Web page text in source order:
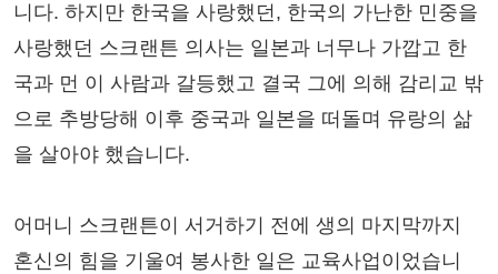
니다. 하지만 한국을 사랑했던, 한국의 가난한 민중을
사랑했던 스크랜튼 의사는 일본과 너무나 가깝고 한
국과 먼 이 사람과 갈등했고 결국 그에 의해 감리교 밖
으로 추방당해 이후 중국과 일본을 떠돌며 유랑의 삶
을 살아야 했습니다.
어머니 스크랜튼이 서거하기 전에 생의 마지막까지
혼신의 힘을 기울여 봉사한 일은 교육사업이었습니